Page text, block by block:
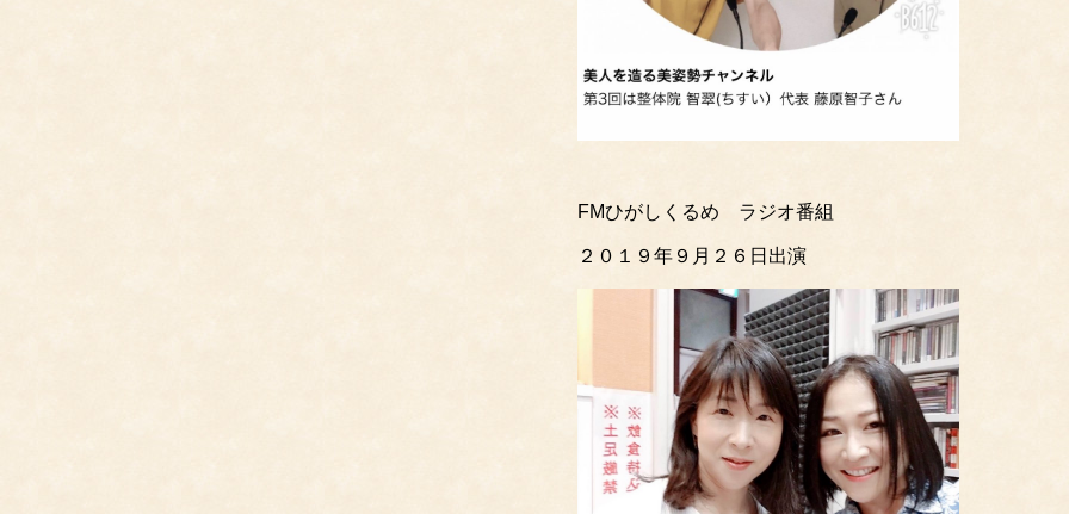
FMひがしくるめ ラジオ番組
２０１９年９月２６日出演